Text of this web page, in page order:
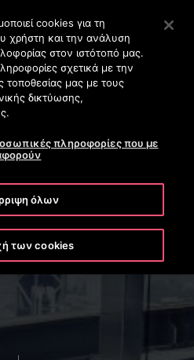
στο Κυρίως περιεχόμενο
ΑΝΑΖΉΤΗΣΗ
Υψηλής
cookies για τη
χρήστη και την ανάλυση
στον ιστότοπό μας.
σχετικά με την
μας με τους
δικτύωσης,
πληροφορίες που με
όλων
των cookies